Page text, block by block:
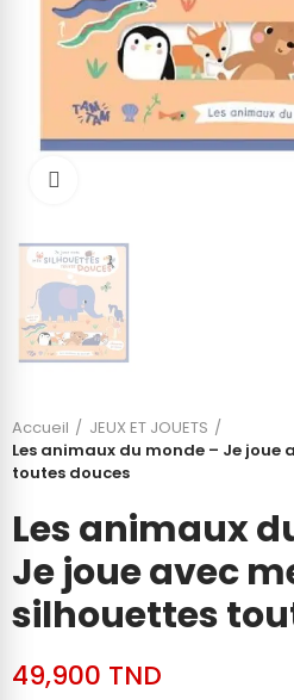
Accueil
JEUX ET JOUETS
Les animaux du monde – Je joue
toutes douces
Les animaux
Je joue avec
silhouettes
49,900 TND